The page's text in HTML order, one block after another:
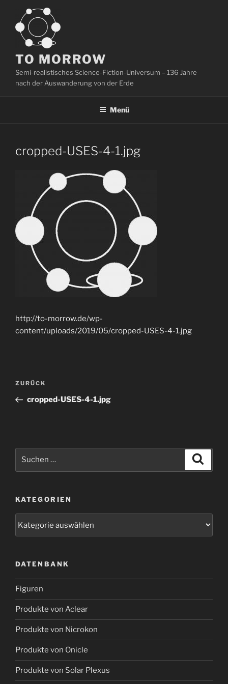
springen
TO MORROW
Semi-realistisches Science-Fiction-Universum – 136 Jahre
nach der Auswanderung von der Erde
Menü
cropped-USES-4-1.jpg
http://to-morrow.de/wp-
content/uploads/2019/05/cropped-USES-4-1.jpg
Beitragsnavigation
Vorheriger
Beitrag
ZURÜCK
cropped-USES-4-1.jpg
KATEGORIEN
DATENBANK
Figuren
Produkte von Aclear
Produkte von Nicrokon
Produkte von Onicle
Produkte von Solar Plexus